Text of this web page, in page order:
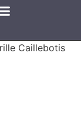
Caillebotis